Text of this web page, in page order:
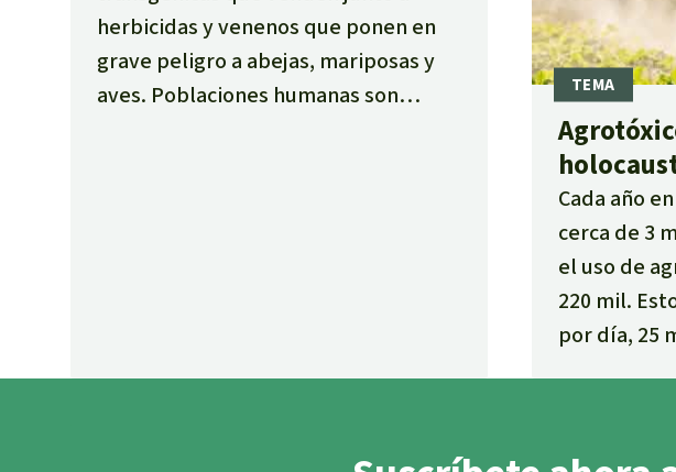
herbicidas y venenos que ponen en
grave peligro a abejas, mariposas y
aves. Poblaciones humanas son
Cada año
cerca de 3
el uso de
220 mil.
por día, 25